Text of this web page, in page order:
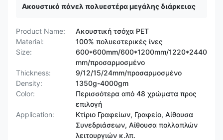
Ακουστικό πάνελ πολυεστέρα μεγάλης διάρκειας
Product Name:
Ακουστική τσόχα PET
Material:
100% πολυεστερικές ίνες
Size:
600*600mm/600*1200mm/1220*2440
mm/προσαρμοσμένο
Thickness:
9/12/15/24mm/προσαρμοσμένο
Density:
1350g-4000gm
Color:
Περισσότερα από 48 χρώματα προς
επιλογή
Application:
Κτίριο Γραφείων, Γραφείο, Αίθουσα
Συνεδριάσεων, Αίθουσα πολλαπλών
λειτουργιών κ.λπ.